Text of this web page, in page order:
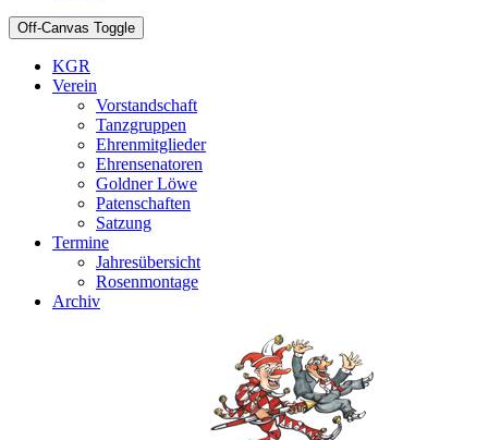
Off-Canvas Toggle
KGR
Verein
Vorstandschaft
Tanzgruppen
Ehrenmitglieder
Ehrensenatoren
Goldner Löwe
Patenschaften
Satzung
Termine
Jahresübersicht
Rosenmontage
Archiv